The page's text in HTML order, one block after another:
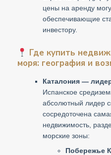
цены на аренду
обеспечивающие
инвестору.
Где купить
моря: география и
Каталония —
Испанское
абсолютный лидер
сосредоточена
недвижимость,
морские зоны:
Побережье